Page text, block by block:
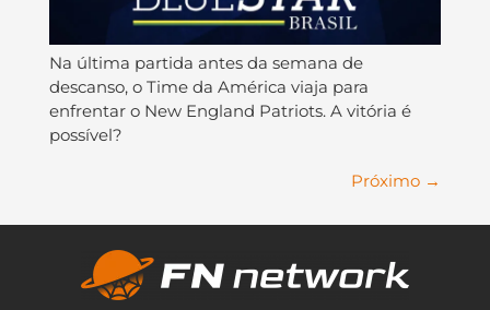
Na última partida antes da semana de
descanso, o Time da América viaja para
enfrentar o New England Patriots. A vitória é
possível?
Próximo →